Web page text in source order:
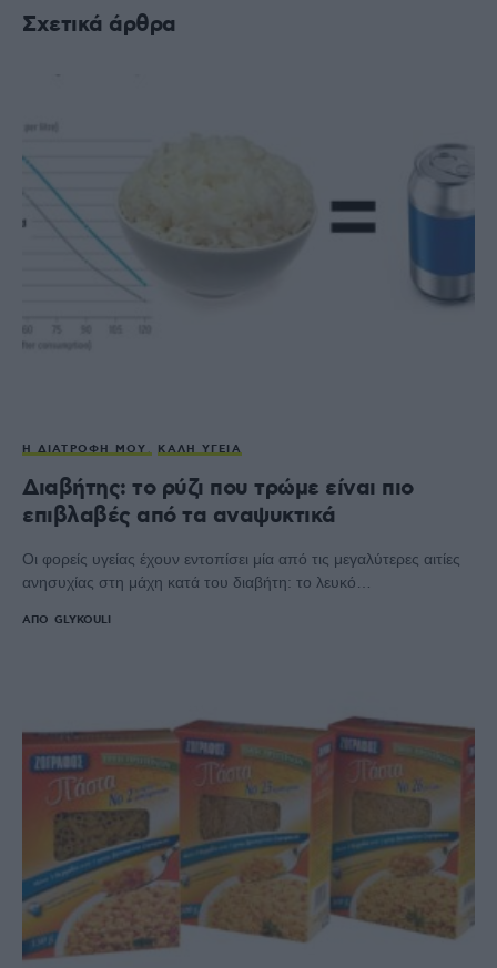
Σχετικά άρθρα
Η ΔΙΑΤΡΟΦΉ ΜΟΥ ΚΑΛΉ ΥΓΕΊΑ
Διαβήτης: το ρύζι που τρώμε είναι πιο
επιβλαβές από τα αναψυκτικά
Οι φορείς υγείας έχουν εντοπίσει μία από τις μεγαλύτερες αιτίες
ανησυχίας στη μάχη κατά του διαβήτη: το λευκό…
ΑΠΌ GLYKOULI